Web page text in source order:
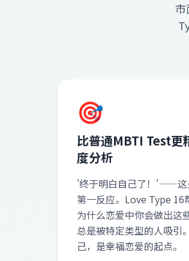
市
🎯
比普通MBTI Test更
度分析
'终于明白自己了！'——这
第一反应。Love Type 16
为什么恋爱中你会做出这
总是被特定类型的人吸引
己，是幸福恋爱的起点。